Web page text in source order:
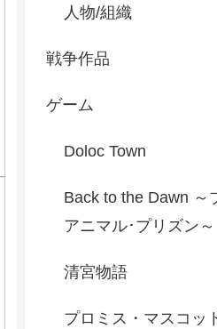
人物/組織
戦争作品
ゲーム
Doloc Town
Back to the Dawn ～
アニマル･プリズン～
清宮物語
プロミス・マスコッ